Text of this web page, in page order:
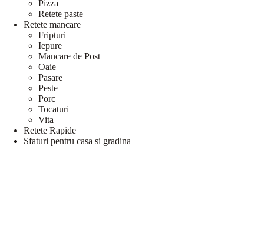
Pizza
Retete paste
Retete mancare
Fripturi
Iepure
Mancare de Post
Oaie
Pasare
Peste
Porc
Tocaturi
Vita
Retete Rapide
Sfaturi pentru casa si gradina